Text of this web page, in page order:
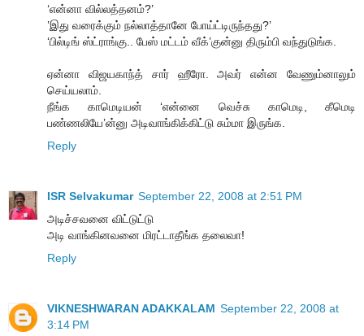
‘என்னா வில்லத்தனம்?’
’இது வரைக்கும் நல்லாத்தானே போய்ட்டிருந்தது?’
‘பில்டிங் ஸ்ட்ராங்கு.. பேஸ் மட்டம் வீக்’குன்னு திரும்பி வந்துடுங்க.
ஏன்னா விஜயகாந்த் சார் ஹீரோ. அவர் என்ன வேணும்னாலும்
செய்யலாம்.
நீங்க காமெடியன் ‘என்னை வெச்சு காமெடி, கீமெடி
பண்ணலியே’ன்னு அடிவாங்கிக்கிட்டு சும்மா இருங்க.
Reply
ISR Selvakumar September 22, 2008 at 2:51 PM
அடிச்சவனை விட்டுட்டு
அடி வாங்கினவனை மிரட்டாதீங்க தலைவா!
Reply
VIKNESHWARAN ADAKKALAM September 22, 2008 at
3:14 PM